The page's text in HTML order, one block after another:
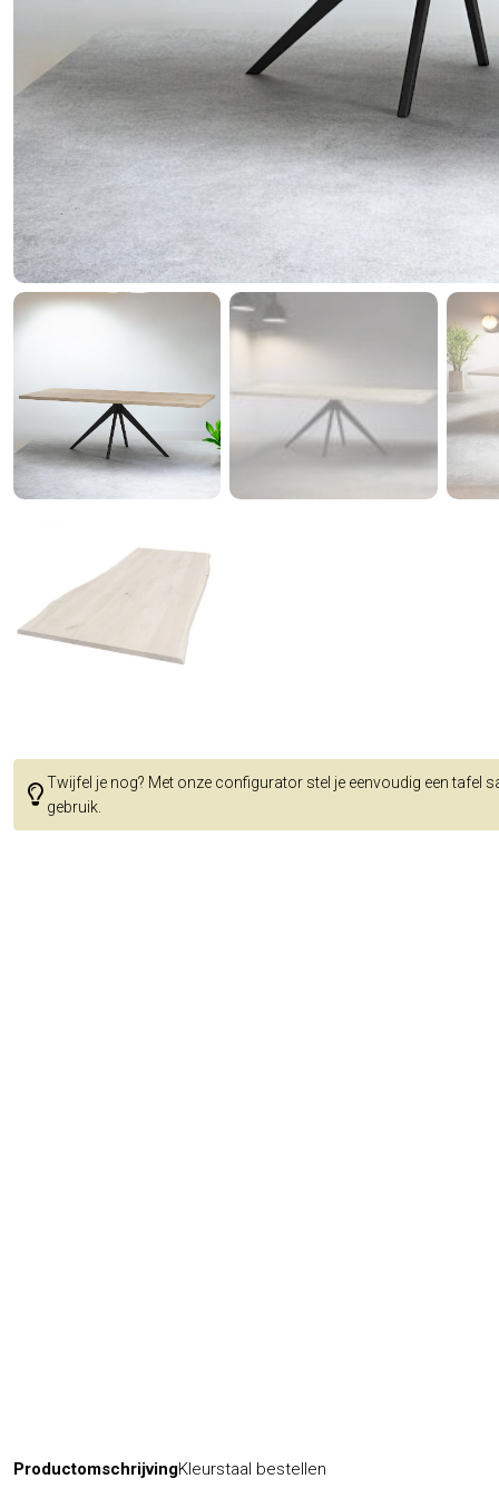
Twijfel je nog? Met onze configurator stel je eenvoudig een tafel
gebruik.
ProductomschrijvingKleurstaal bestellen